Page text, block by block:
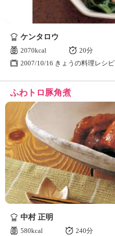
ケンタロウ
2070kcal
20分
2007/10/16 きょうの料理レシピ
ふわトロ豚角煮
中村 正明
580kcal 240分